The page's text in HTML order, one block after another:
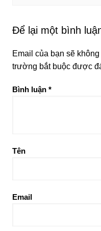
Để lại một bình
Email của bạn sẽ
trường bắt buộc được
Bình luận *
Tên
Email